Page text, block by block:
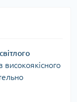
з високоякісного